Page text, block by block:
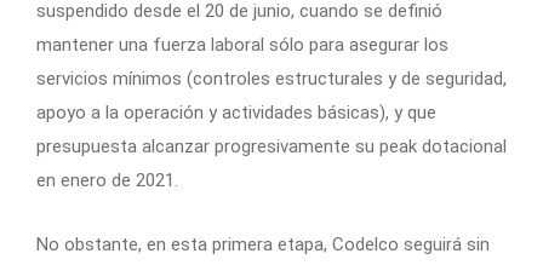
suspendido desde el 20 de junio, cuando se definió
mantener una fuerza laboral sólo para asegurar los
servicios mínimos (controles estructurales y de seguridad,
apoyo a la operación y actividades básicas), y que
presupuesta alcanzar progresivamente su peak dotacional
en enero de 2021.
No obstante, en esta primera etapa, Codelco seguirá sin